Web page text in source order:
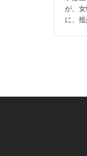
が、
に、